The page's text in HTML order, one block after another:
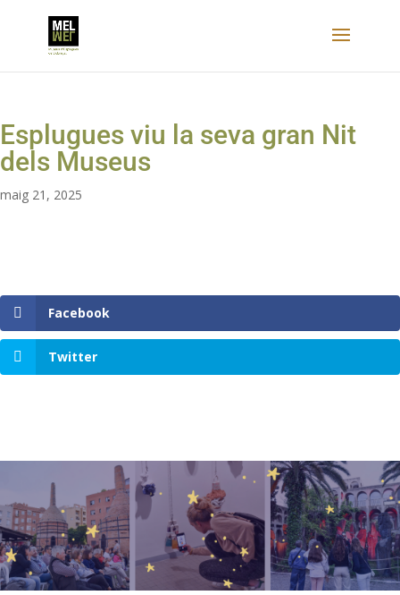
Esplugues viu la seva gran Nit
dels Museus
maig 21, 2025
Facebook
Twitter